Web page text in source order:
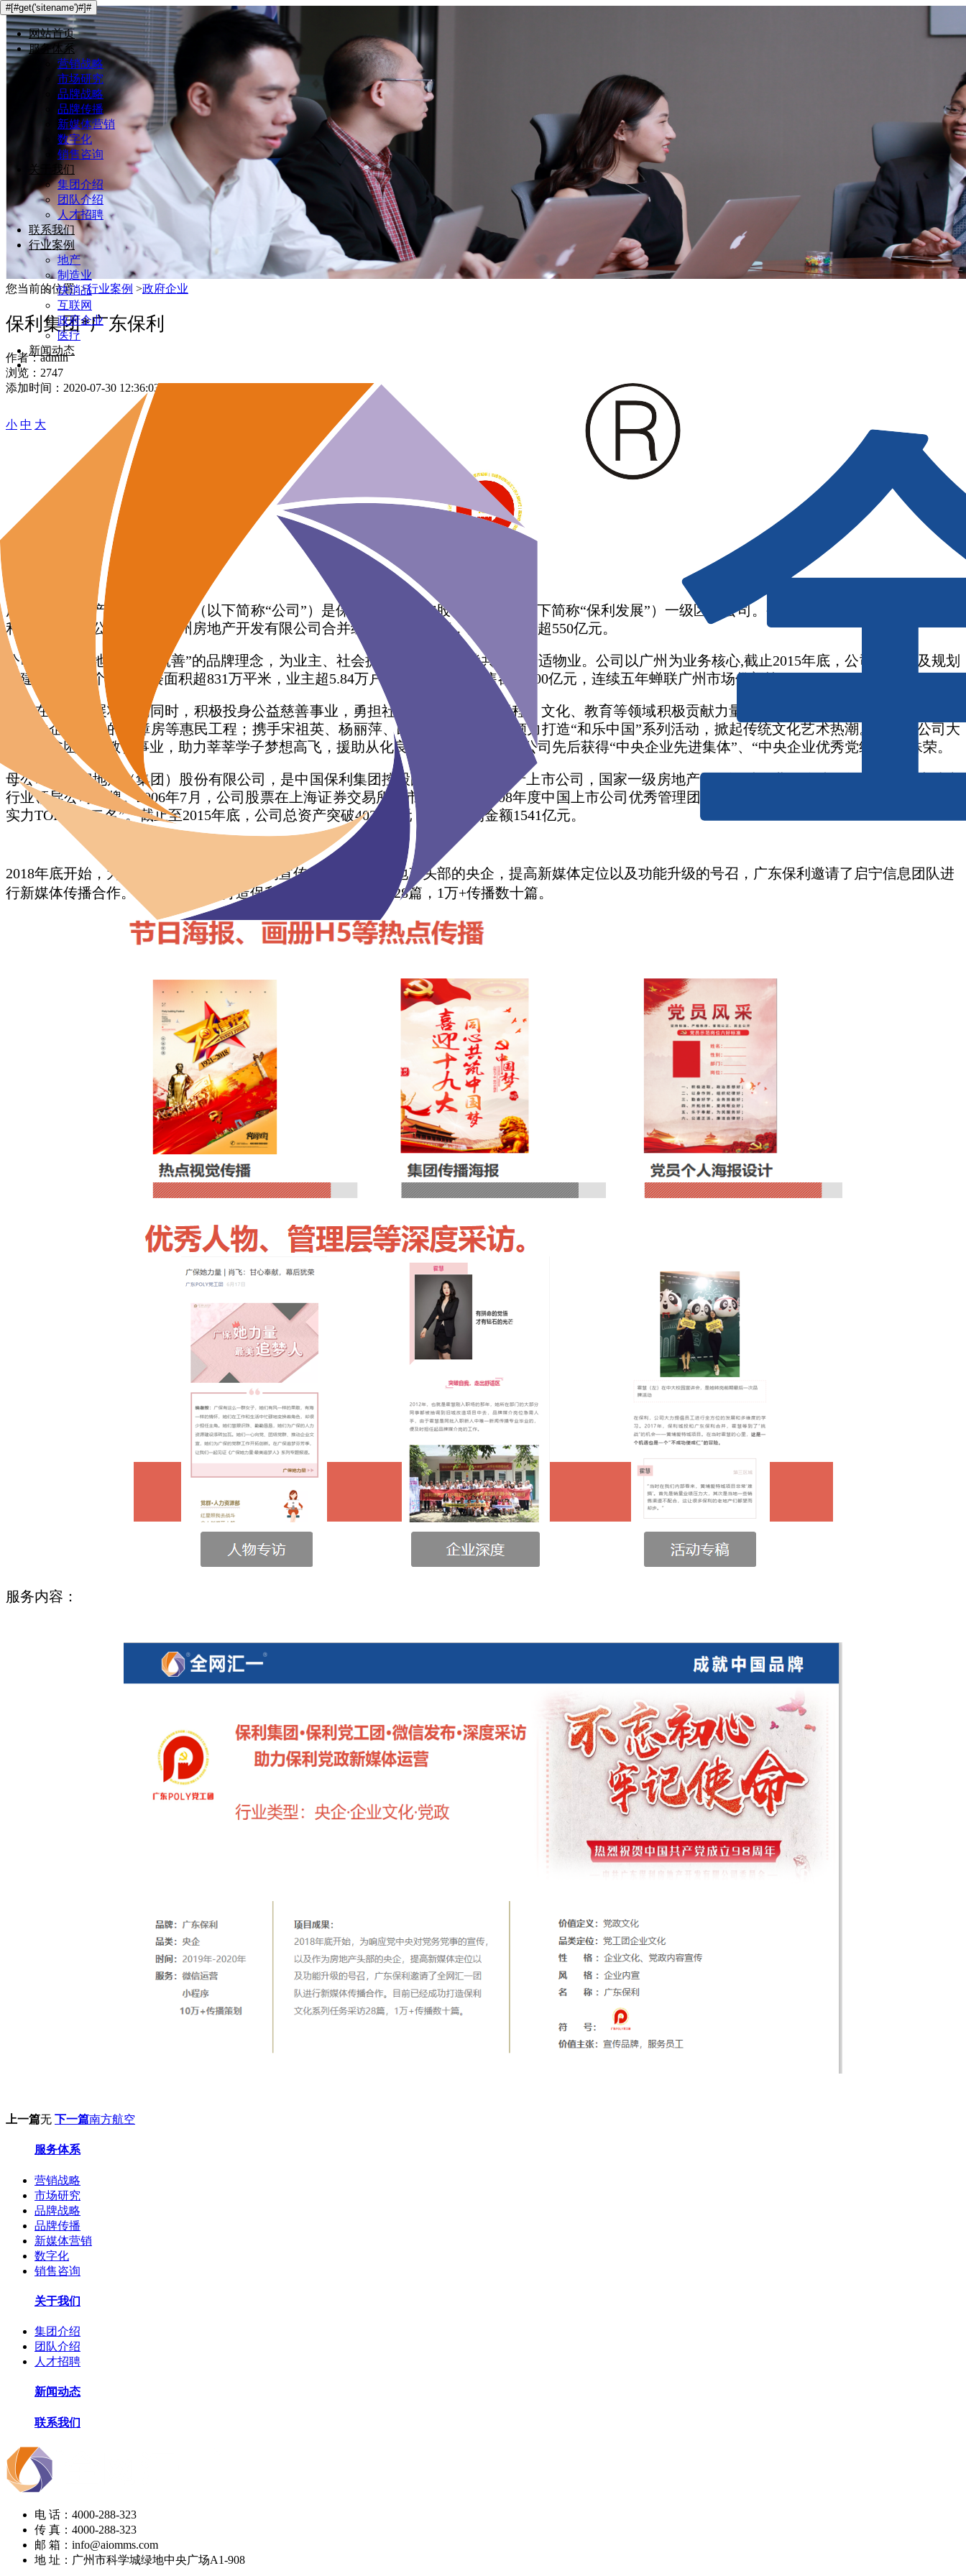
#[#get('sitename')#]#
网站首页
服务体系
营销战略
市场研究
品牌战略
品牌传播
新媒体营销
数字化
销售咨询
关于我们
集团介绍
团队介绍
人才招聘
联系我们
行业案例
地产
制造业
快消品
互联网
政府企业
医疗
新闻动态
您当前的位置:>行业案例 >政府企业
保利集团*广东保利
作者：admin
浏览： 2747
添加时间： 2020-07-30 12:36:03
小 中 大
广东保利房地产开发有限公司（以下简称“公司”）是保利发展集团控股有限公司（以下简称“保利发展”）一级区域公司。公司成立于2011年3月，由原保
利地产广州分公司和保利广州房地产开发有限公司合并组建。2015年底，公司总资产超550亿元。
公司遵循保利地产“和者筑善”的品牌理念，为业主、社会提供人与环境和谐共生的舒适物业。公司以广州为业务核心,截止2015年底，公司已开发及规划
在建项目超60个，已交楼面积超831万平米，业主超5.84万户。2015年公司销售额超100亿元，连续五年蝉联广州市场份额第一。
公司在自身发展壮大的同时，积极投身公益慈善事业，勇担社会责任，在惠民工程、文化、教育等领域积极贡献力量，成功打造全国首个限价房、全国
首个由企业承建的保障房等惠民工程；携手宋祖英、杨丽萍、郎朗等艺术大师，倾力打造“和乐中国”系列活动，掀起传统文化艺术热潮。同时，公司大
力支援贫困山区教育事业，助力莘莘学子梦想高飞，援助从化良口镇石明小学等。公司先后获得“中央企业先进集体”、“中央企业优秀党组织”等殊荣。
母公司保利房地产（集团）股份有限公司，是中国保利集团控股的大型国有房地产上市公司，国家一级房地产开发资质企业，连续五年荣膺中国房地产
行业领导公司品牌。2006年7月，公司股票在上海证券交易所上市，并入选"2008年度中国上市公司优秀管理团队"，荣获“2015中国房地产百强企业综合
实力TOP10第二名”。截止至2015年底，公司总资产突破4038亿元，实现签约金额1541亿元。
2018年底开始，为响应党中央对党务党事的宣传，以及作为房地产头部的央企，提高新媒体定位以及功能升级的号召，广东保利邀请了启宁信息团队进
行新媒体传播合作。目前已经成功打造保利文化系列任务采访28篇，1万+传播数十篇。
服务内容：
上一篇无 下一篇南方航空
服务体系
营销战略
市场研究
品牌战略
品牌传播
新媒体营销
数字化
销售咨询
关于我们
集团介绍
团队介绍
人才招聘
新闻动态
联系我们
电 话：4000-288-323
传 真：4000-288-323
邮 箱：info@aiomms.com
地 址：广州市科学城绿地中央广场A1-908